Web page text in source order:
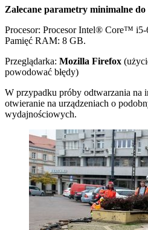
Zalecane parametry minimalne
Procesor: Procesor Intel® Core™
Pamięć RAM: 8 GB.
Przeglądarka: Mozilla Firefox
powodować błędy)
W przypadku próby odtwarzania na
otwieranie na urządzeniach o
wydajnościowych.